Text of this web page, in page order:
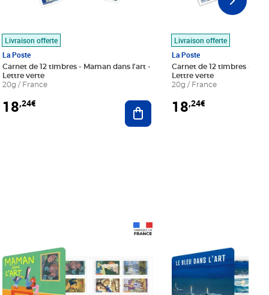
au panier
Livraison offerte
La Poste
Carnet de 12 timbres - Maman dans l'art -
Lettre verte
20g / France
18,24€ Ajouter au panier
Livraison offerte
La Poste
Carnet de 12 timbres - Le
Lettre verte
20g / France
18,24€